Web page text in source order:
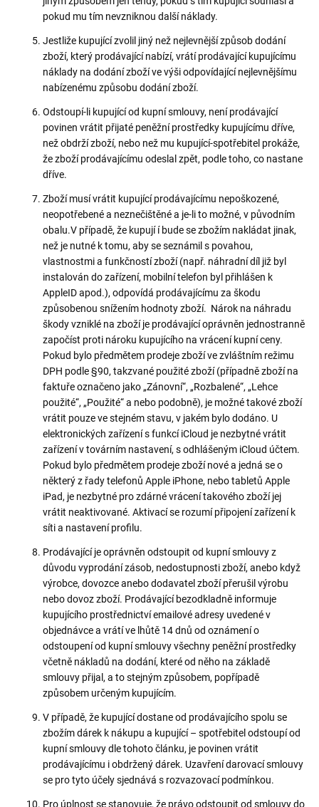
pokud mu tím nevzniknou další náklady.
Jestliže kupující zvolil jiný než nejlevnější způsob dodání
zboží, který prodávající nabízí, vrátí prodávající kupujícímu
náklady na dodání zboží ve výši odpovídající nejlevnějšímu
nabízenému způsobu dodání zboží.
Odstoupí-li kupující od kupní smlouvy, není prodávající
povinen vrátit přijaté peněžní prostředky kupujícímu dříve,
než obdrží zboží, nebo než mu kupující-spotřebitel prokáže,
že zboží prodávajícímu odeslal zpět, podle toho, co nastane
dříve.
Zboží musí vrátit kupující prodávajícímu nepoškozené,
neopotřebené a neznečištěné a je-li to možné, v původním
obalu.V případě, že kupují í bude se zbožím nakládat jinak,
než je nutné k tomu, aby se seznámil s povahou,
vlastnostmi a funkčností zboží (např. náhradní díl již byl
instalován do zařízení, mobilní telefon byl přihlášen k
AppleID apod.), odpovídá prodávajícímu za škodu
způsobenou snížením hodnoty zboží. Nárok na náhradu
škody vzniklé na zboží je prodávající oprávněn jednostranně
započíst proti nároku kupujícího na vrácení kupní ceny.
Pokud bylo předmětem prodeje zboží ve zvláštním režimu
DPH podle §90, takzvané použité zboží (případně zboží na
faktuře označeno jako „Zánovní“, „Rozbalené“, „Lehce
použité“, „Použité“ a nebo podobně), je možné takové zboží
vrátit pouze ve stejném stavu, v jakém bylo dodáno. U
elektronických zařízení s funkcí iCloud je nezbytné vrátit
zařízení v továrním nastavení, s odhlášeným iCloud účtem.
Pokud bylo předmětem prodeje zboží nové a jedná se o
některý z řady telefonů Apple iPhone, nebo tabletů Apple
iPad, je nezbytné pro zdárné vrácení takového zboží jej
vrátit neaktivované. Aktivací se rozumí připojení zařízení k
síti a nastavení profilu.
Prodávající je oprávněn odstoupit od kupní smlouvy z
důvodu vyprodání zásob, nedostupnosti zboží, anebo když
výrobce, dovozce anebo dodavatel zboží přerušil výrobu
nebo dovoz zboží. Prodávající bezodkladně informuje
kupujícího prostřednictví emailové adresy uvedené v
objednávce a vrátí ve lhůtě 14 dnů od oznámení o
odstoupení od kupní smlouvy všechny peněžní prostředky
včetně nákladů na dodání, které od něho na základě
smlouvy přijal, a to stejným způsobem, popřípadě
způsobem určeným kupujícím.
V případě, že kupující dostane od prodávajícího spolu se
zbožím dárek k nákupu a kupující – spotřebitel odstoupí od
kupní smlouvy dle tohoto článku, je povinen vrátit
prodávajícímu i obdržený dárek. Uzavření darovací smlouvy
se pro tyto účely sjednává s rozvazovací podmínkou.
Pro úplnost se stanovuje, že právo odstoupit od smlouvy do